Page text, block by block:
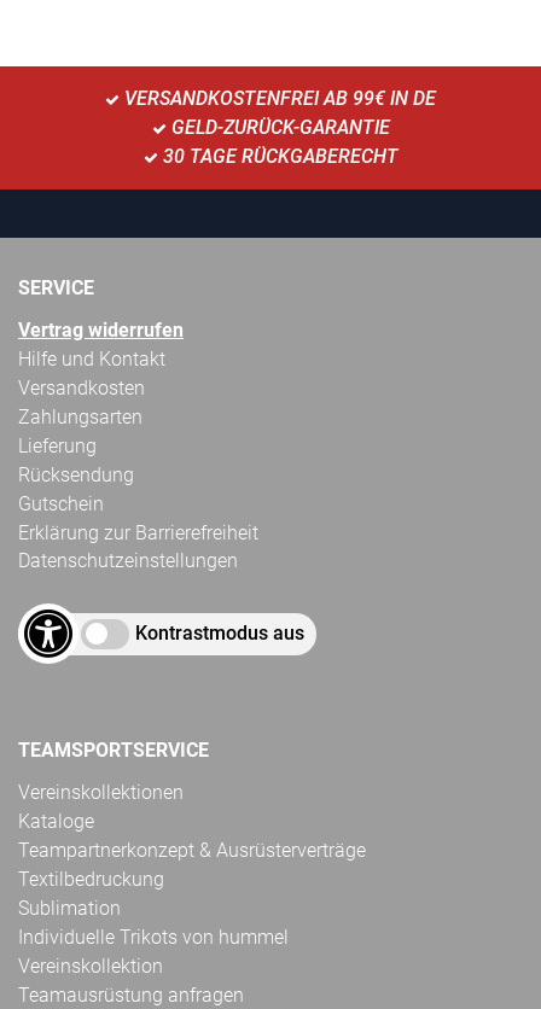
VERSANDKOSTENFREI AB 99€ IN DE
GELD-ZURÜCK-GARANTIE
30 TAGE RÜCKGABERECHT
SERVICE
Vertrag widerrufen
Hilfe und Kontakt
Versandkosten
Zahlungsarten
Lieferung
Rücksendung
Gutschein
Erklärung zur Barrierefreiheit
Datenschutzeinstellungen
Kontrastmodus aus
TEAMSPORTSERVICE
Vereinskollektionen
Kataloge
Teampartnerkonzept & Ausrüsterverträge
Textilbedruckung
Sublimation
Individuelle Trikots von hummel
Vereinskollektion
Teamausrüstung anfragen